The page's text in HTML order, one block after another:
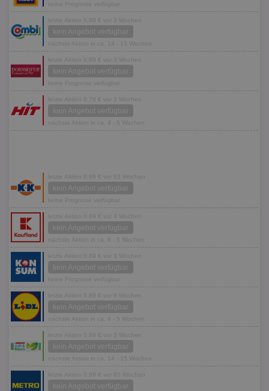
keine Prognose verfügbar
letzte Aktion 0,89 € vor 3 Wochen
kein Angebot verfügbar
nächste Aktion in ca. 14 - 15 Wochen
letzte Aktion 0,89 € vor 3 Wochen
kein Angebot verfügbar
keine Prognose verfügbar
letzte Aktion 0,79 € vor 3 Wochen
kein Angebot verfügbar
nächste Aktion in ca. 4 - 5 Wochen
letzte Aktion 0,99 € vor 63 Wochen
kein Angebot verfügbar
keine Prognose verfügbar
letzte Aktion 0,89 € vor 4 Wochen
kein Angebot verfügbar
nächste Aktion in ca. 4 - 5 Wochen
letzte Aktion 0,89 € vor 3 Wochen
kein Angebot verfügbar
keine Prognose verfügbar
letzte Aktion 0,89 € vor 9 Wochen
kein Angebot verfügbar
nächste Aktion in ca. 4 - 5 Wochen
letzte Aktion 0,89 € vor 3 Wochen
kein Angebot verfügbar
nächste Aktion in ca. 14 - 15 Wochen
letzte Aktion 0,89 € vor 65 Wochen
kein Angebot verfügbar